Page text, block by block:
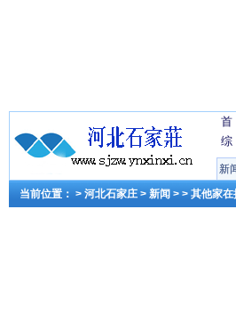
新
当前位置： > 河北石家庄 > 新闻 > > 其他家